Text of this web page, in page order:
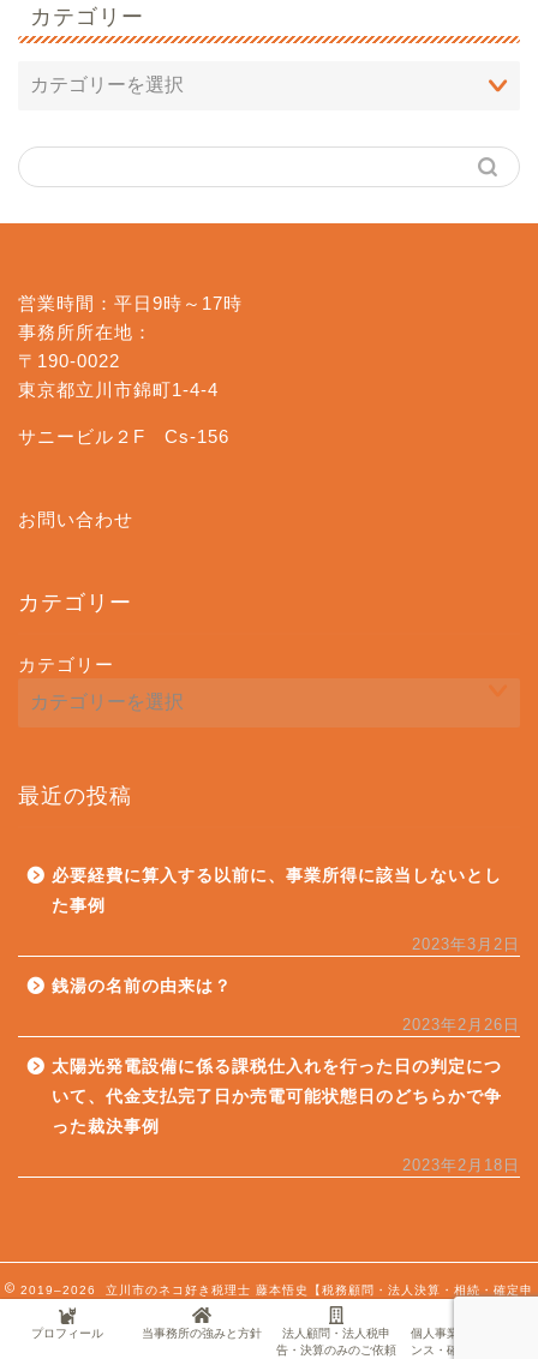
カテゴリー
営業時間：平日9時～17時
事務所所在地：
〒190-0022
東京都立川市錦町1-4-4
サニービル２F Cs-156
お問い合わせ
カテゴリー
カテゴリー
最近の投稿
必要経費に算入する以前に、事業所得に該当しないとし
た事例
2023年3月2日
銭湯の名前の由来は？
2023年2月26日
太陽光発電設備に係る課税仕入れを行った日の判定につ
いて、代金支払完了日か売電可能状態日のどちらかで争
った裁決事例
2023年2月18日
2019–2026 立川市のネコ好き税理士 藤本悟史【税務顧問・法人決算・相続・確定申
プロフィール 当事務所の強みと方針
法人顧問・法人税申
告・決算のみのご依頼
個人事業主・フリーラ
ンス・確定申告のご依